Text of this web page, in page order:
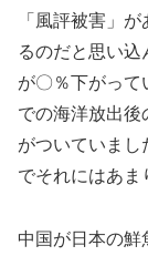
「風評被害」
るのだと思い
が〇％下がって
での海洋放出後
がついていまし
でそれにはあま
中国が日本の鮮